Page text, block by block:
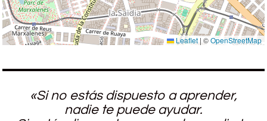
Leaflet | ©OpenStreetMap
«Si no estás dispuesto a aprender,
nadie te puede ayudar.